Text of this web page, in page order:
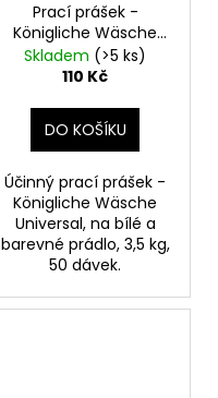
Prací prášek -
Königliche Wäsche
Universal, 3,5 kg, 50
dávek, na bílé a
Skladem (>5 ks)
110 Kč
DO KOŠÍKU
Účinný prací prášek -
Königliche Wäsche
Universal, na bílé a
barevné prádlo, 3,5 kg,
50 dávek.